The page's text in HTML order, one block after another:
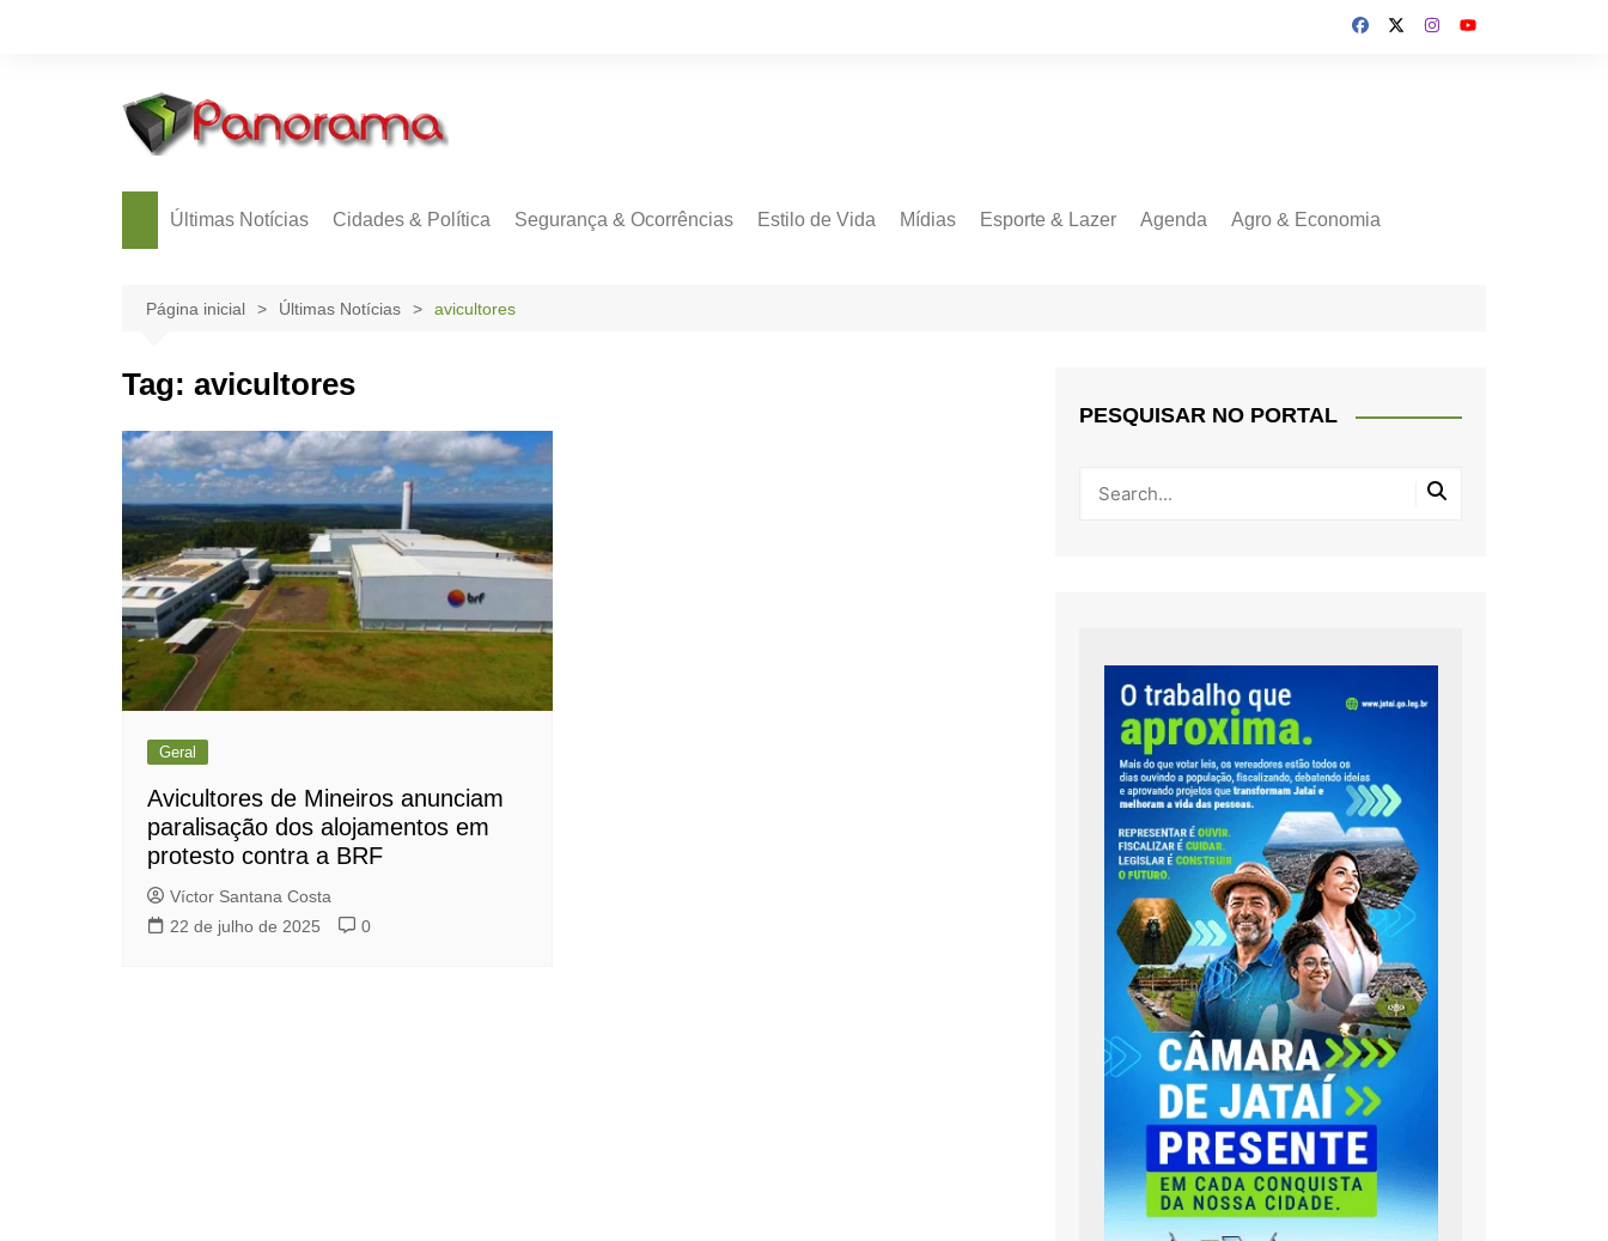
Últimas Notícias Cidades & Política Segurança & Ocorrências Estilo de Vida Mídias Esporte & Lazer Agenda Agro & Economia
Página inicial Últimas Notícias avicultores
Tag: avicultores
Geral
Avicultores de Mineiros anunciam
paralisação dos alojamentos em
protesto contra a BRF
Víctor Santana Costa
22 de julho de 2025
0
PESQUISAR NO PORTAL